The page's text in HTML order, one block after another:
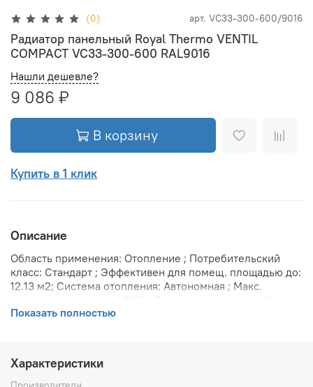
(0) арт. VC33-300-600/9016
Радиатор панельный Royal Thermo VENTIL
COMPACT VC33-300-600 RAL9016
Нашли дешевле?
9 086 ₽
В корзину
Купить в 1 клик
Описание
Область применения: Отопление ; Потребительский
класс: Стандарт ; Эффективен для помещ. площадью до:
12.13 м2; Система отопления: Автономная ; Макс.
давление: 10 бар; Предельное давление: 25 бар;
размещения: Горизонтальное ; Вид установки
(крепления): Настенная ; Макс. температура
теплоносителя: 120 °С; Межосевое расстояние: 50 мм;
Показать полностью
Характеристики